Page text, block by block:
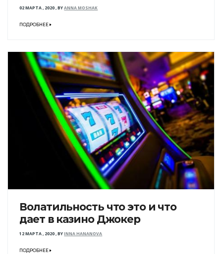
02 МАРТА , 2020,BYANNA MOSHAK
ПОДРОБНЕЕ
Волатильность что это и что
дает в казино Джокер
12 МАРТА , 2020,BYINNA HANANOVA
ПОДРОБНЕЕ